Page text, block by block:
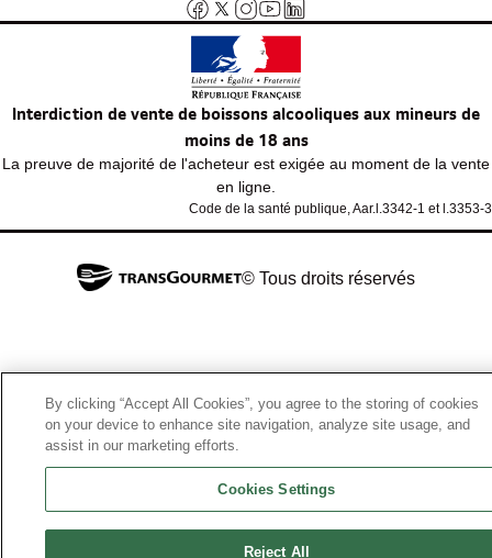
Interdiction de vente de boissons alcooliques aux mineurs de
moins de 18 ans
La preuve de majorité de l'acheteur est exigée au moment de la vente
en ligne.
Code de la santé publique, Aar.l.3342-1 et l.3353-3
© Tous droits réservés
By clicking “Accept All Cookies”, you agree to the storing of cookies
on your device to enhance site navigation, analyze site usage, and
assist in our marketing efforts.
Cookies Settings
Reject All